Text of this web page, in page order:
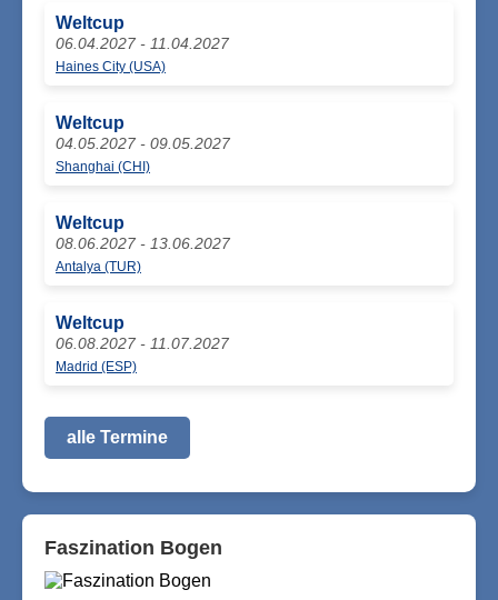
Weltcup
06.04.2027 - 11.04.2027
Haines City (USA)
Weltcup
04.05.2027 - 09.05.2027
Shanghai (CHI)
Weltcup
08.06.2027 - 13.06.2027
Antalya (TUR)
Weltcup
06.08.2027 - 11.07.2027
Madrid (ESP)
alle Termine
Faszination Bogen